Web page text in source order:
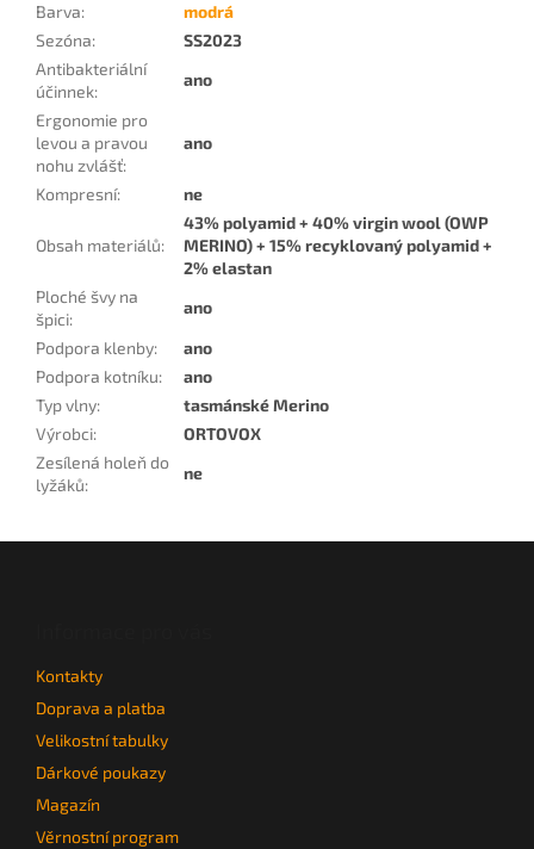
Barva:
modrá
Sezóna:
SS2023
Antibakteriální
účinnek:
ano
Ergonomie pro
levou a pravou
nohu zvlášť:
ano
Kompresní: ne
Obsah materiálů:
43% polyamid + 40% virgin wool (OWP
MERINO) + 15% recyklovaný polyamid +
2% elastan
Ploché švy na
špici:
ano
Podpora klenby:
ano
Podpora kotníku:
ano
Typ vlny:
tasmánské Merino
Výrobci:
ORTOVOX
Zesílená holeň do
lyžáků:
ne
Kontakty
Doprava a platba
Velikostní tabulky
Dárkové poukazy
Magazín
Věrnostní program